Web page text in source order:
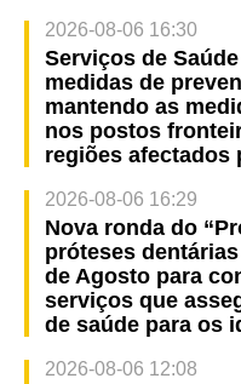
2026-08-06 16:30
Serviços de
medidas de
mantendo as
nos postos
regiões afectados
2026-08-06 16:29
Nova ronda do
próteses
de Agosto para
serviços que
de saúde para os
2026-08-06 12:08